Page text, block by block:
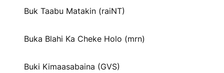
Buk Taabu Matakin (raiNT)
Buka Blahi Ka Cheke Holo (mrn)
Buki Kimaasabaina (GVS)